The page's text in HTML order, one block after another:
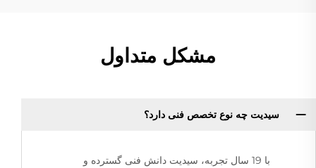
مشکل متداول
سیدیت چه نوع تخصص فنی دارد؟
با 19 سال تجربه، سیدیت دانش فنی گسترده و